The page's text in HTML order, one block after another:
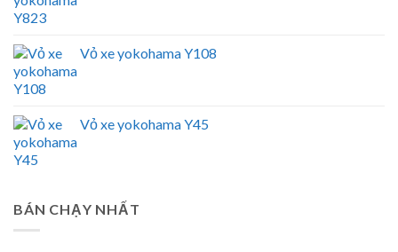
Vỏ xe yokohama Y108
Vỏ xe yokohama Y45
BÁN CHẠY NHẤT